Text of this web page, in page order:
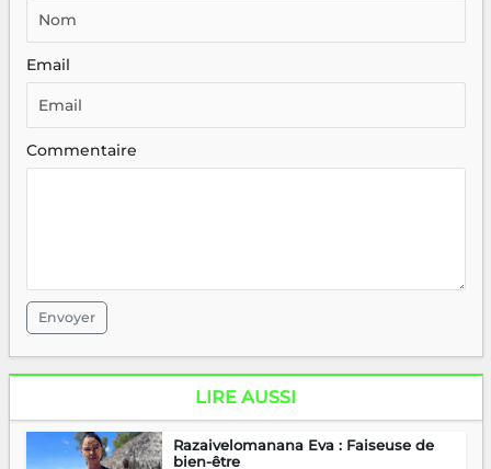
Email
Commentaire
Envoyer
LIRE AUSSI
Razaivelomanana Eva : Faiseuse de
bien-être